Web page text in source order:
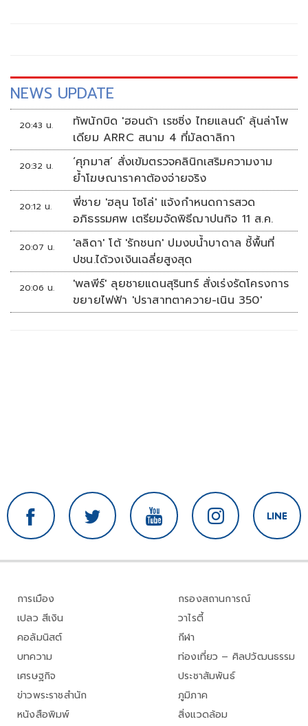
NEWS UPDATE
20:43 น.
ทัพนักบิด 'ฮอนด้า เรซซิ่ง ไทยแลนด์' ลุ้นล่าโพ
เดียม ARRC สนาม 4 ที่มัลดาลิกา
20:32 น.
‘ศุภมาส’ สั่งเข้มตรวจคลินิกเสริมความงาม
ย้ำโฆษณาราคาต้องจ่ายจริง
20:12 น.
พี่ชาย 'ฮลุน โซโล่' แจ้งกำหนดการสวด
อภิธรรมศพ เตรียมจัดพิธีฌาปนกิจ 11 ส.ค.
20:07 น.
'ลลิดา' โต้ 'รักชนก' ปมงบน้ำบาดาล ชี้พื้นที่
ปชน.ได้วงเงินเฉลี่ยสูงสุด
20:06 น.
'พลพีร์' ลุยชายแดนสุรินทร์ สั่งเร่งรัดโครงการ
ขยายไฟฟ้า 'ปราสาทตาควาย-เนิน 350'
การเมือง
เปลว สีเงิน
คอลัมนิสต์
บทความ
เศรษฐกิจ
ข่าวพระราชสำนัก
หนังสือพิมพ์
กรองสถานการณ์
วาไรตี้
กีฬา
ท่องเที่ยว – ศิลปวัฒนธรรม
ประชาสัมพันธ์
ภูมิภาค
สิ่งแวดล้อม